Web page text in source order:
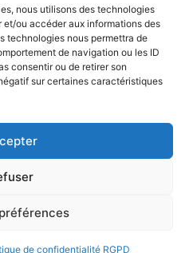
nous utilisons des technologies
ou accéder aux informations des
technologies nous permettra de
de navigation ou les ID
consentir ou de retirer son
sur certaines caractéristiques
de confidentialité RGPD
qui a